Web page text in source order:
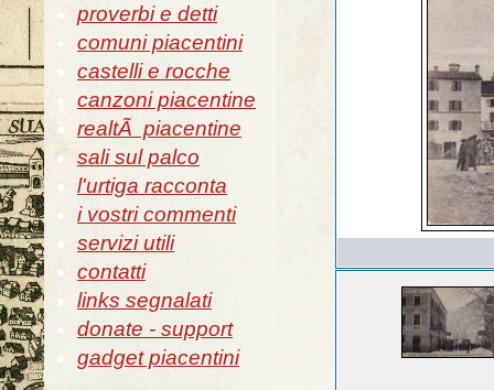
proverbi e detti
comuni piacentini
castelli e rocche
canzoni piacentine
realtÃ piacentine
sali sul palco
l'urtiga racconta
i vostri commenti
servizi utili
contatti
links segnalati
donate - support
gadget piacentini